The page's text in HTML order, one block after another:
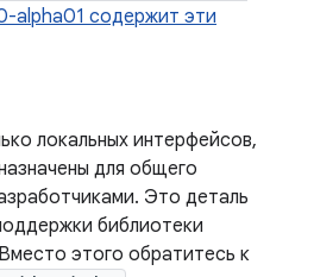
alpha01 содержит эти
локальных интерфейсов,
для общего
Это деталь
библиотеки
этого обратитесь к